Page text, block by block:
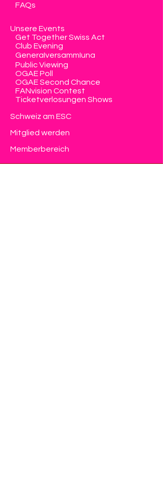
FAQs
Unsere Events
Get Together Swiss Act
Club Evening
Generalversammlung
Public Viewing
OGAE Poll
OGAE Second Chance
FANvision Contest
Ticketverlosungen Shows
Schweiz am ESC
Mitglied werden
Memberbereich